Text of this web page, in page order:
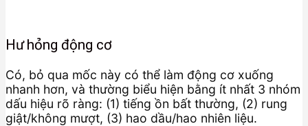
Hư hỏng động cơ
Có, bỏ qua mốc này có thể làm động cơ xuống
nhanh hơn, và thường biểu hiện bằng ít nhất 3 nhóm
dấu hiệu rõ ràng: (1) tiếng ồn bất thường, (2) rung
giật/không mượt, (3) hao dầu/hao nhiên liệu.